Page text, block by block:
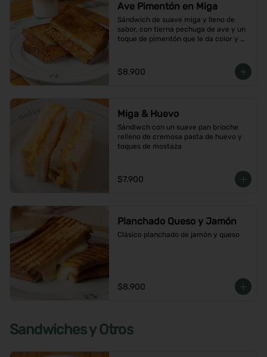
Ave Pimentón en Miga
Sándwich de suave miga y lleno de
sabor, con tierna pechuga de ave y un
toque de pimentón que le da color y
$8.900
Miga & Huevo
Sándiwch con un suave pan brioche
relleno de cremosa pasta de huevo y
toques de mostaza
$7.900
Planchado Queso y Jamón
Clásico planchado de jamón y queso
$8.900
Sandwiches y Otros